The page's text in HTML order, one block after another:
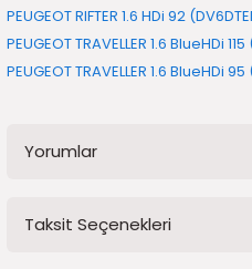
PEUGEOT RIFTER 1.6 HDi 92
PEUGEOT TRAVELLER 1.6 BlueHDi
PEUGEOT TRAVELLER 1.6 BlueHDi
Yorumlar
Taksit Seçenekleri